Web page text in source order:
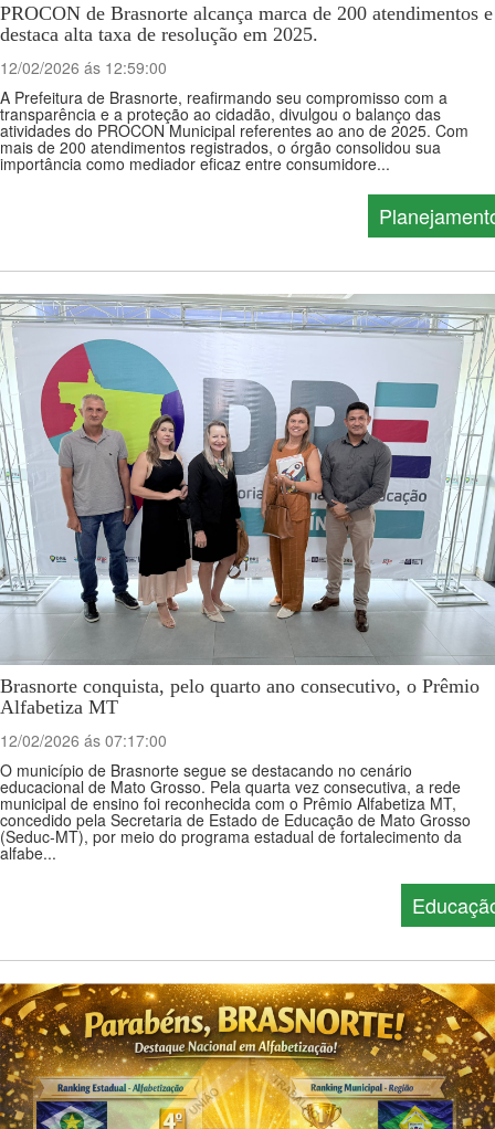
PROCON de Brasnorte alcança marca de 200 atendimentos e
destaca alta taxa de resolução em 2025.
12/02/2026 ás 12:59:00
A Prefeitura de Brasnorte, reafirmando seu compromisso com a
transparência e a proteção ao cidadão, divulgou o balanço das
atividades do PROCON Municipal referentes ao ano de 2025. Com
mais de 200 atendimentos registrados, o órgão consolidou sua
importância como mediador eficaz entre consumidore...
Brasnorte conquista, pelo quarto ano consecutivo, o Prêmio
Alfabetiza MT
12/02/2026 ás 07:17:00
O município de Brasnorte segue se destacando no cenário
educacional de Mato Grosso. Pela quarta vez consecutiva, a rede
municipal de ensino foi reconhecida com o Prêmio Alfabetiza MT,
concedido pela Secretaria de Estado de Educação de Mato Grosso
(Seduc-MT), por meio do programa estadual de fortalecimento da
alfabe...